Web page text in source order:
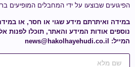
הפיגועים שבוצעו על ידי המחבלים המופיעים
במידה ואיתרתם מידע שגוי או חסר, או
נוספים אודות המידע והאתר, תוכלו לפנות
המייל:
news@hakolhayehudi.co.il